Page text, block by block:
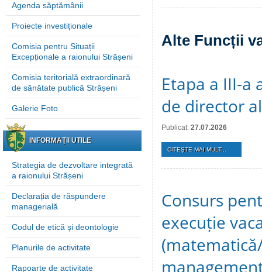
Agenda săptămânii
Proiecte investiționale
Comisia pentru Situații
Excepționale a raionului Strășeni
Comisia teritorială extraordinară
de sănătate publică Strășeni
Galerie Foto
INFORMAȚII UTILE
Strategia de dezvoltare integrată
a raionului Strășeni
Declarația de răspundere
managerială
Codul de etică și deontologie
Planurile de activitate
Rapoarte de activitate
Alte Funcții
Etapa a III-a
de director
Publicat: 27.07.2026
CITEŞTE MAI MULT...
Consurs
execuție